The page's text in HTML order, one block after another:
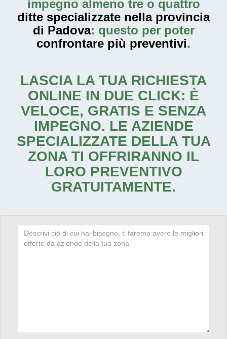
impegno almeno tre o quattro
ditte specializzate nella provincia
di Padova: questo per poter
confrontare più preventivi.
LASCIA LA TUA RICHIESTA
ONLINE IN DUE CLICK: È
VELOCE, GRATIS E SENZA
IMPEGNO. LE AZIENDE
SPECIALIZZATE DELLA TUA
ZONA TI OFFRIRANNO IL
LORO PREVENTIVO
GRATUITAMENTE.